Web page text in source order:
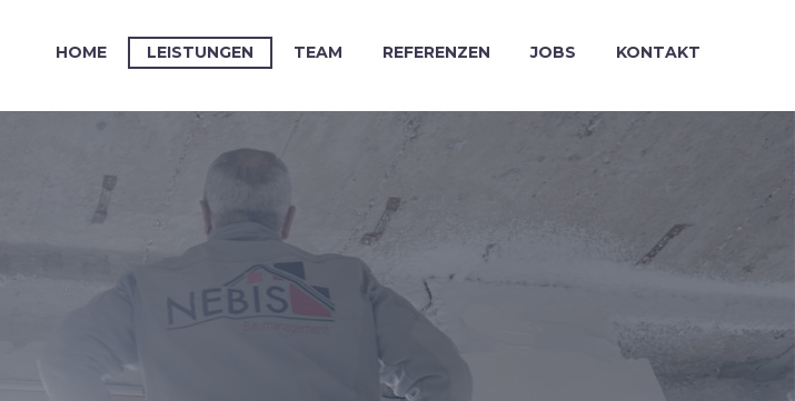
HOME LEISTUNGEN TEAM REFERENZEN JOBS KONTAKT